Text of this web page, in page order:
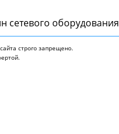
сетeвого оборудования
строго запрещено.